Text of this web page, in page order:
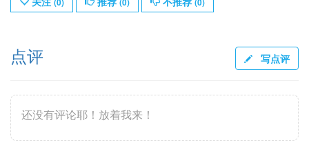
(0) (0) (0)
点评 写点评
还没有评论耶！放着我来！